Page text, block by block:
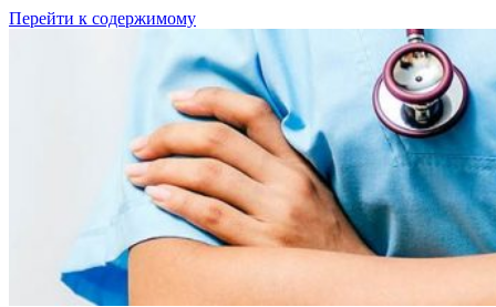
Перейти к содержимому